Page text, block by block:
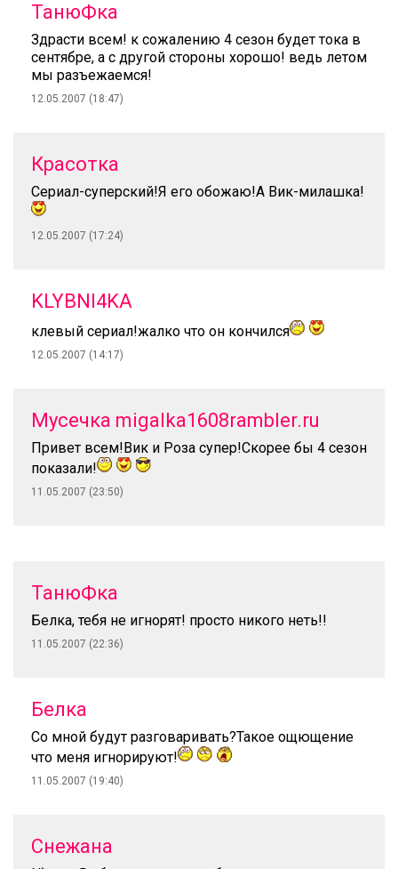
ТанюФка
Здрасти всем! к сожалению 4 сезон будет тока в
сентябре, а с другой стороны хорошо! ведь летом
мы разъежаемся!
12.05.2007 (18:47)
Красотка
Сериал-суперский!Я его обожаю!А Вик-милашка!
12.05.2007 (17:24)
KLYBNI4KA
клевый сериал!жалко что он кончился
12.05.2007 (14:17)
Мусечка migalka1608rambler.ru
Привет всем!Вик и Роза супер!Скорее бы 4 сезон
показали!
11.05.2007 (23:50)
ТанюФка
Белка, тебя не игнорят! просто никого неть!!
11.05.2007 (22:36)
Белка
Со мной будут разговаривать?Такое ощющение
что меня игнорируют!
11.05.2007 (19:40)
Снежана